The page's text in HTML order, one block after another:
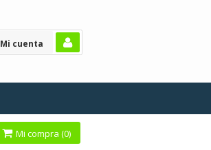
Mi cuenta
Mi compra (0)